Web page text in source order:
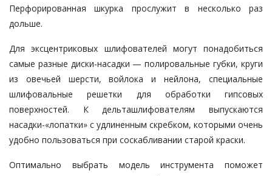
Перфорированная шкурка прослужит в несколько раз
дольше.
Для эксцентриковых шлифователей могут понадобиться
самые разные диски-насадки — полировальные губки, круги
из овечьей шерсти, войлока и нейлона, специальные
шлифовальные решетки для обработки гипсовых
поверхностей. К дельташлифователям выпускаются
насадки-«лопатки» с удлиненным скребком, которыми очень
удобно пользоваться при соскабливании старой краски.
Оптимально выбрать модель инструмента поможет